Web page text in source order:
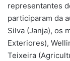
representantes
participaram da
Silva (Janja), os
Exteriores),
Teixeira